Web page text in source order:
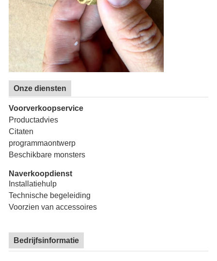
Onze diensten
Voorverkoopservice
Productadvies
Citaten
programmaontwerp
Beschikbare monsters
Naverkoopdienst
Installatiehulp
Technische begeleiding
Voorzien van accessoires
Bedrijfsinformatie